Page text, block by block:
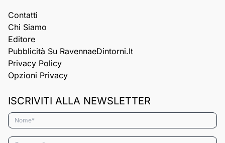
Contatti
Chi Siamo
Editore
Pubblicità Su RavennaeDintorni.it
Privacy Policy
Opzioni Privacy
ISCRIVITI ALLA NEWSLETTER
Nome*
Cognome*